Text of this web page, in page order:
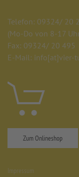
Telefon: 09324/ 20
(Mo-Do von 8-17
Fax: 09324/ 20 495
E-Mail: info[at]vier-
Zum Onlineshop
Impressum